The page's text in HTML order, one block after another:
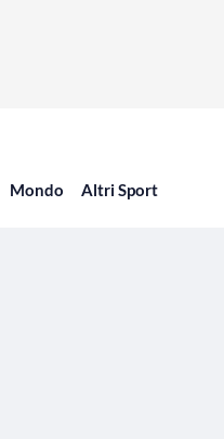
Mondo Altri Sport